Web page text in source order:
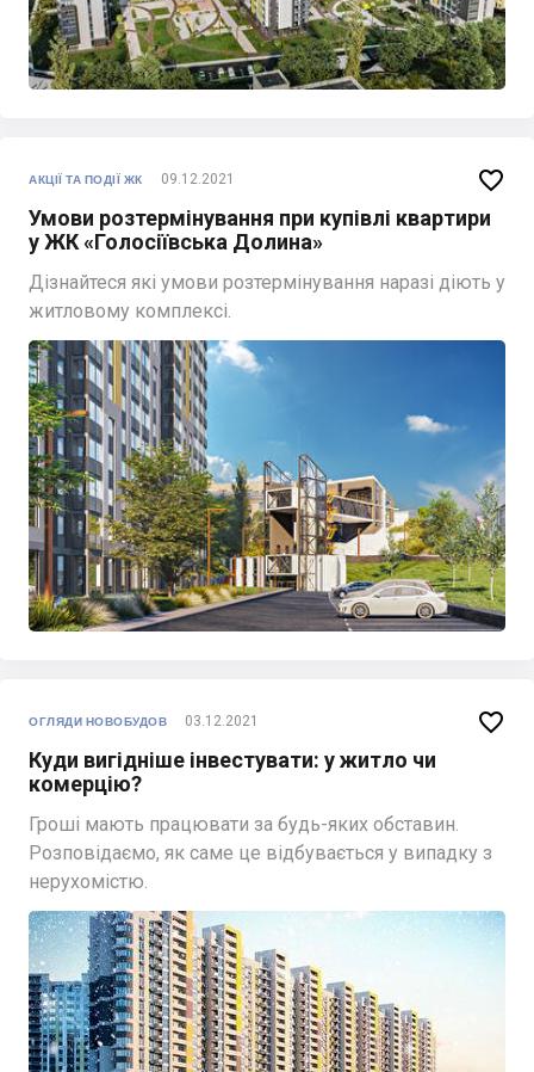
АКЦІЇ ТА ПОДІЇ ЖК 09.12.2021
Умови розтермінування при купівлі квартири
у ЖК «Голосіївська Долина»
Дізнайтеся які умови розтермінування наразі діють у
житловому комплексі.

ОГЛЯДИ НОВОБУДОВ 03.12.2021
Куди вигідніше інвестувати: у житло чи
комерцію?
Гроші мають працювати за будь-яких обставин.
Розповідаємо, як саме це відбувається у випадку з
нерухомістю.
